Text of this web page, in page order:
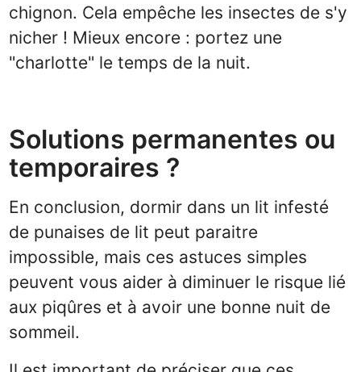
chignon. Cela empêche les insectes de s'y
nicher ! Mieux encore : portez une
"charlotte" le temps de la nuit.
Solutions permanentes ou
temporaires ?
En conclusion, dormir dans un lit infesté
de punaises de lit peut paraitre
impossible, mais ces astuces simples
peuvent vous aider à diminuer le risque lié
aux piqûres et à avoir une bonne nuit de
sommeil.